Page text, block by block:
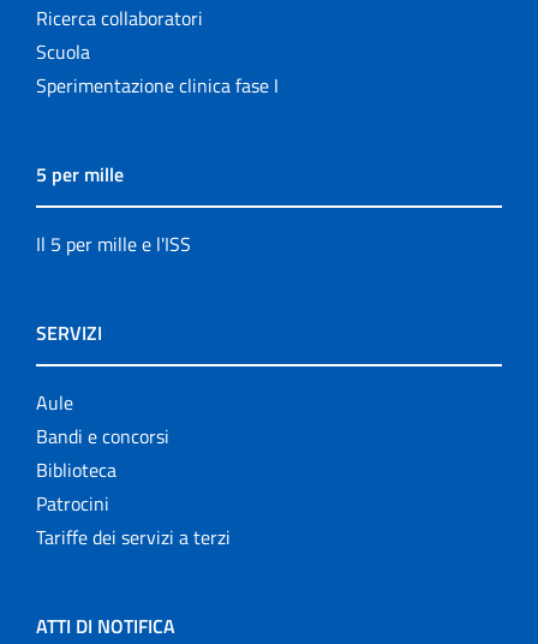
Ricerca collaboratori
Scuola
Sperimentazione clinica fase I
5 per mille
Il 5 per mille e l'ISS
SERVIZI
Aule
Bandi e concorsi
Biblioteca
Patrocini
Tariffe dei servizi a terzi
ATTI DI NOTIFICA